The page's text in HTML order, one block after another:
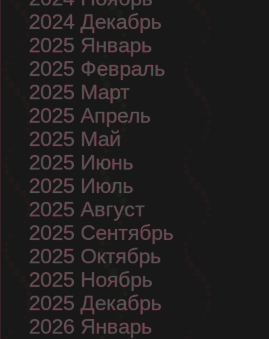
2024 Декабрь
2025 Январь
2025 Февраль
2025 Март
2025 Апрель
2025 Май
2025 Июнь
2025 Июль
2025 Август
2025 Сентябрь
2025 Октябрь
2025 Ноябрь
2025 Декабрь
2026 Январь